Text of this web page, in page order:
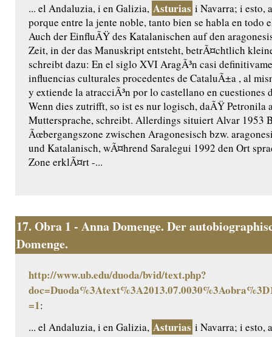
... el Andaluzia, i en Galizia, Asturias i Navarra; i esto,
porque entre la jente noble, tanto bien se habla en todo
Auch der EinfluÃŸ des Katalanischen auf den
Zeit, in der das Manuskript entsteht, betrÃ¤chtlich
schreibt dazu: En el siglo XVI AragÃ³n casi
influencias culturales procedentes de CataluÃ±a , al
y extiende la atracciÃ³n por lo castellano en cuestiones
Wenn dies zutrifft, so ist es nur logisch, daÃŸ Petronila
Muttersprache, schreibt. Allerdings situiert Alvar 1953
Ãœbergangszone zwischen Aragonesisch bzw.
und Katalanisch, wÃ¤hrend Saralegui 1992 den Ort
Zone erklÃ¤rt -...
17. Obra 1 - Anna Domenge. Der
Domenge.
http://www.ub.edu/duoda/bvid/text.php?
=1:
... el Andaluzia, i en Galizia, Asturias i Navarra; i esto,